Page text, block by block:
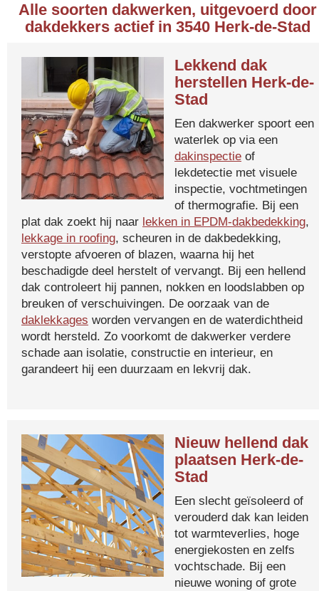
Alle soorten dakwerken, uitgevoerd door
dakdekkers actief in 3540 Herk-de-Stad
Lekkend dak
herstellen Herk-de-
Stad
Een dakwerker spoort een
waterlek op via een
dakinspectie of
lekdetectie met visuele
inspectie, vochtmetingen
of thermografie. Bij een
plat dak zoekt hij naar lekken in EPDM-dakbedekking,
lekkage in roofing, scheuren in de dakbedekking,
verstopte afvoeren of blazen, waarna hij het
beschadigde deel herstelt of vervangt. Bij een hellend
dak controleert hij pannen, nokken en loodslabben op
breuken of verschuivingen. De oorzaak van de
daklekkages worden vervangen en de waterdichtheid
wordt hersteld. Zo voorkomt de dakwerker verdere
schade aan isolatie, constructie en interieur, en
garandeert hij een duurzaam en lekvrij dak.
Nieuw hellend dak
plaatsen Herk-de-
Stad
Een slecht geïsoleerd of
verouderd dak kan leiden
tot warmteverlies, hoge
energiekosten en zelfs
vochtschade. Bij een
nieuwe woning of grote